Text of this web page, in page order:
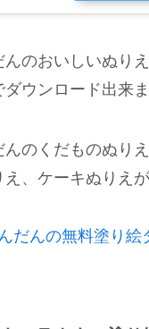
んのおいしいぬり
ウンロード出来ま
んのくだものぬり
、ケーキぬりえが
だんの無料塗り絵